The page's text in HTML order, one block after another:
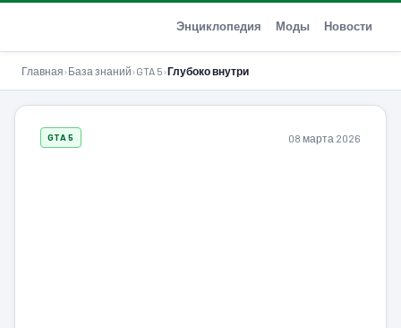
Энциклопедия Моды Новости
Главная›База знаний›GTA 5›Глубоко внутри
GTA 5 08 марта 2026